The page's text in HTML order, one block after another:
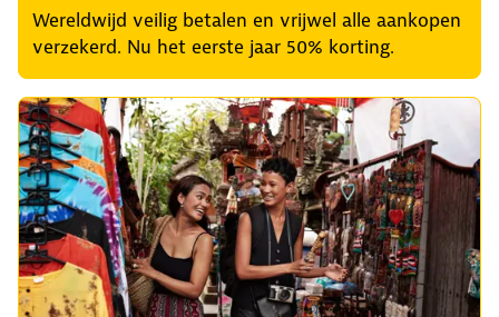
Wereldwijd veilig betalen en vrijwel alle aankopen
verzekerd. Nu het eerste jaar 50% korting.